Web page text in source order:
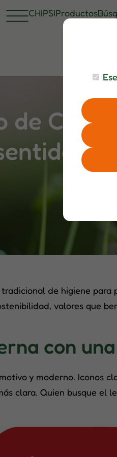
CHIPSIProductos
de
de higiene
valores que
con
y moderno.
clara. Quien busque el